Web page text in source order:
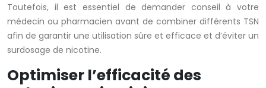
Toutefois, il est essentiel de demander conseil à votre
médecin ou pharmacien avant de combiner différents TSN
afin de garantir une utilisation sûre et efficace et d’éviter un
surdosage de nicotine.
Optimiser l’efficacité des